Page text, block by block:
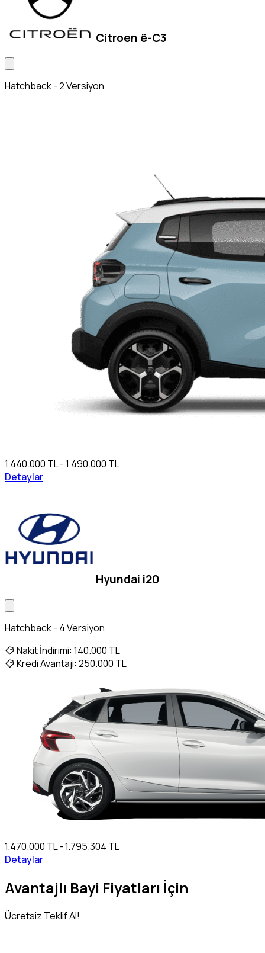
Citroen ë-C3
Hatchback - 2 Versiyon
1.440.000 TL - 1.490.000 TL
Detaylar
Hyundai i20
Hatchback - 4 Versiyon
Nakit İndirimi: 140.000 TL
Kredi Avantajı: 250.000 TL
1.470.000 TL - 1.795.304 TL
Detaylar
Avantajlı Bayi Fiyatları İçin
Ücretsiz Teklif Al!